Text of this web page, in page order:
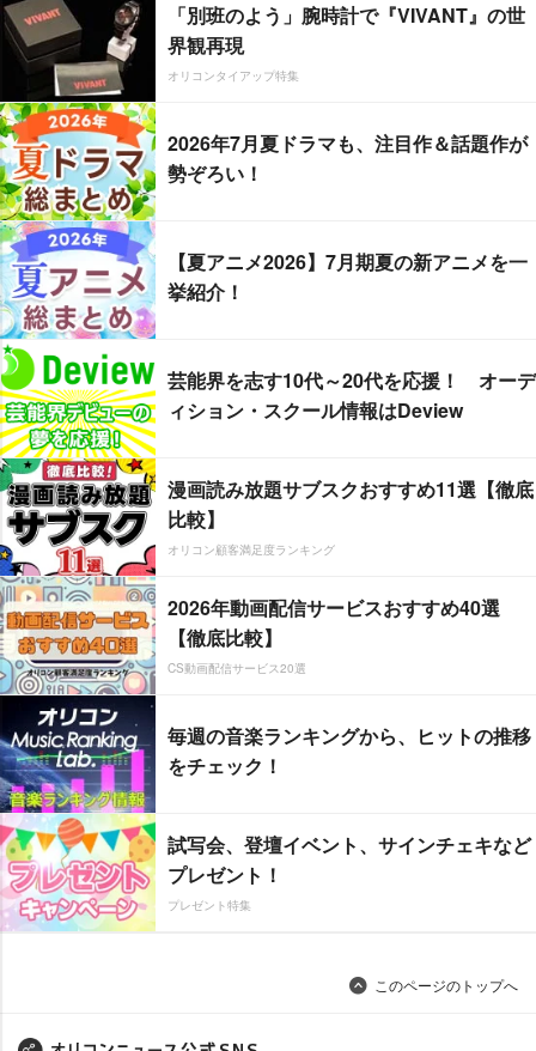
「別班のよう」腕時計で『VIVANT』の世
界観再現
オリコンタイアップ特集
2026年7月夏ドラマも、注目作＆話題作が
勢ぞろい！
【夏アニメ2026】7月期夏の新アニメを一
挙紹介！
芸能界を志す10代～20代を応援！ オーデ
ィション・スクール情報はDeview
漫画読み放題サブスクおすすめ11選【徹底
比較】
オリコン顧客満足度ランキング
2026年動画配信サービスおすすめ40選
【徹底比較】
CS動画配信サービス20選
毎週の音楽ランキングから、ヒットの推移
をチェック！
試写会、登壇イベント、サインチェキなど
プレゼント！
プレゼント特集
このページのトップへ